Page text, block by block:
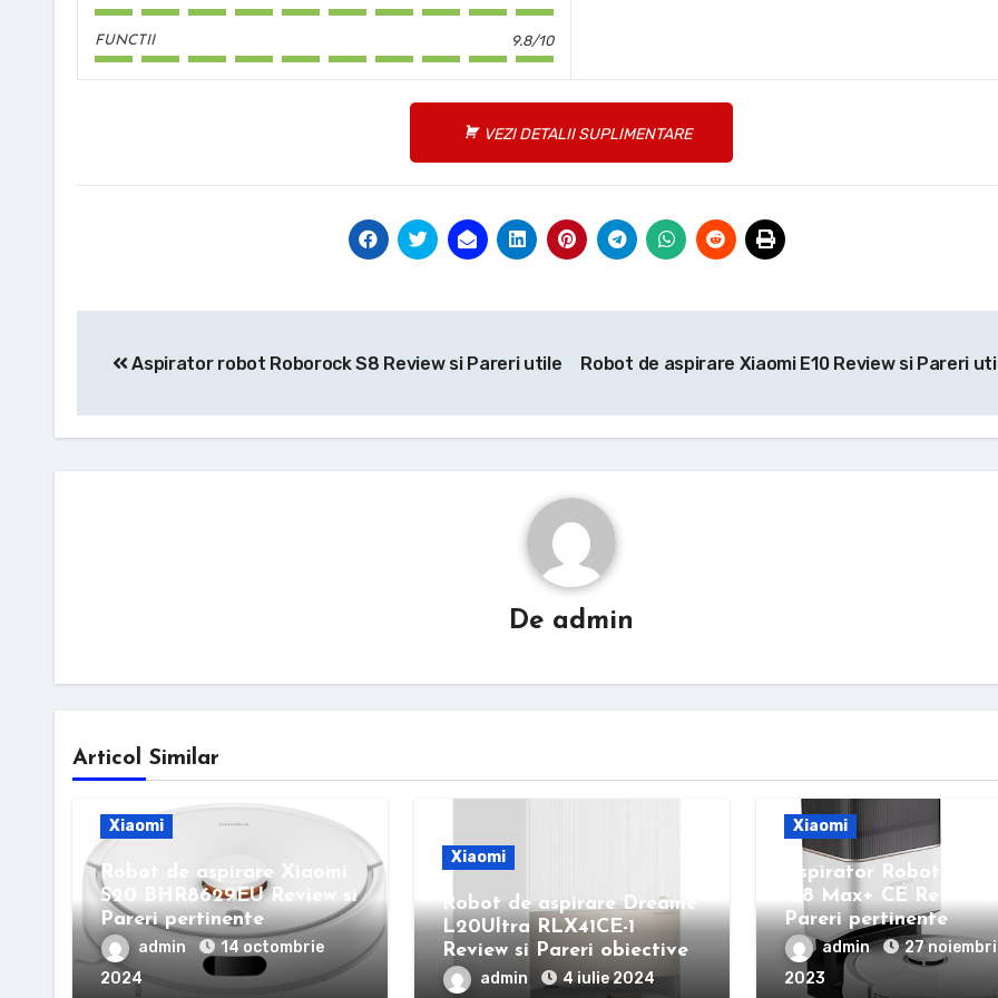
FUNCTII 9.8/10
VEZI DETALII SUPLIMENTARE
articole
Aspirator robot Roborock S8 Review si Pareri utile Robot de aspirare Xiaomi E10 Review si Pareri
De admin
Articol Similar
Xiaomi
Robot de aspirare Xiaomi
S20 BHR8629EU Review si
Pareri pertinente
admin
14 octombrie
2024
Xiaomi
Robot de aspirare Dreame
L20Ultra RLX41CE-1
Review si Pareri obiective
admin 4 iulie 2024
Xiaomi
Aspirator Robot
Q8 Max+ CE Review
Pareri pertinente
admin
27
2023